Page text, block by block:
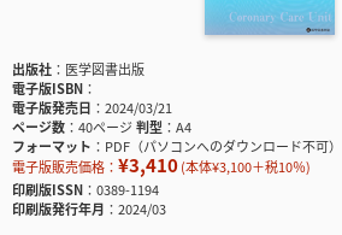
出版社
医学図書出版
電子版ISBN
電子版発売日
2024/03/21
ページ数
40ページ判型
A4
フォーマット
PDF（パソコンへのダウンロード不可）
電子版販売価格： ¥3,410(本体¥3,100＋税10％)
印刷版ISSN
0389-1194
印刷版発行年月
2024/03